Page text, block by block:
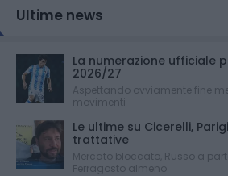
Ultime news
La numerazione ufficiale
2026/27
Aspettando ovviamente fine
movimenti
Le ultime su Cicerelli,
trattative
Mercato bloccato, Russo a
Ferragosto almeno